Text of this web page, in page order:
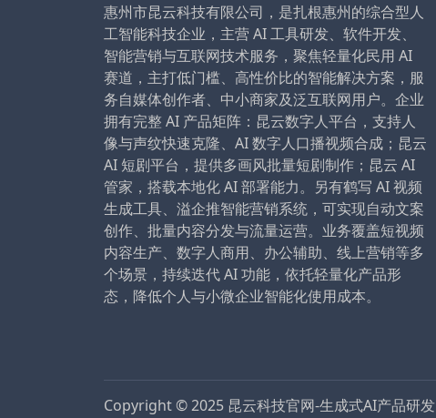
惠州市昆云科技有限公司，是扎根惠州的综合型人
工智能科技企业，主营 AI 工具研发、软件开发、
智能营销与互联网技术服务，聚焦轻量化民用 AI
赛道，主打低门槛、高性价比的智能解决方案，服
务自媒体创作者、中小商家及泛互联网用户。企业
拥有完整 AI 产品矩阵：昆云数字人平台，支持人
像与声纹快速克隆、AI 数字人口播视频合成；昆云
AI 短剧平台，提供多画风批量短剧制作；昆云 AI
管家，搭载本地化 AI 部署能力。另有鹤写 AI 视频
生成工具、溢企推智能营销系统，可实现自动文案
创作、批量内容分发与流量运营。业务覆盖短视频
内容生产、数字人商用、办公辅助、线上营销等多
个场景，持续迭代 AI 功能，依托轻量化产品形
态，降低个人与小微企业智能化使用成本。
Copyright © 2025 昆云科技官网-生成式AI产品研发